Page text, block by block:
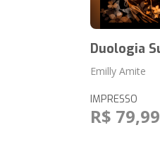
Duologia
Emilly Amite
IMPRESSO
R$ 79,99